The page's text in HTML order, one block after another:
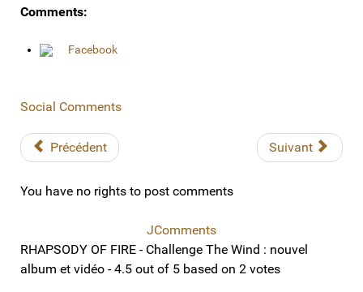
Comments:
Facebook
Social Comments
Précédent Suivant
You have no rights to post comments
JComments
RHAPSODY OF FIRE - Challenge The Wind : nouvel
album et vidéo -4.5 out of 5 based on 2 votes